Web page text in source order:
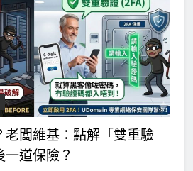
老闆維基：點解「雙重驗
道保險？